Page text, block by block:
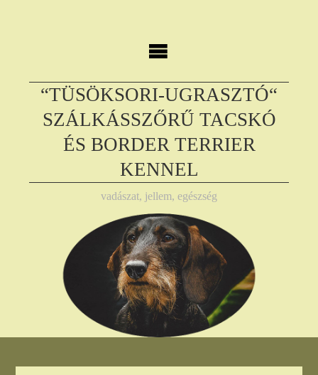
“TÜSÖKSORI-UGRASZTÓ“
SZÁLKÁSSZŐRŰ TACSKÓ
ÉS BORDER TERRIER
KENNEL
vadászat, jellem, egészség